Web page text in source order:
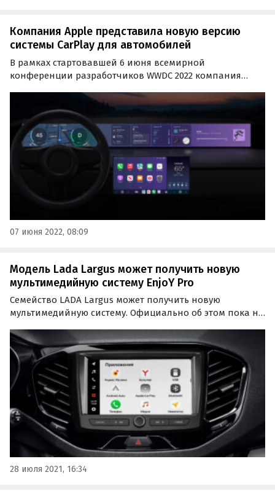
Компания Apple представила новую версию
системы CarPlay для автомобилей
В рамках стартовавшей 6 июня всемирной
конференции разработчиков WWDC 2022 компания
продукты. Среди них — обновленная автомобильная
мультимедийная система CarPlay, с помощью которой
пользователи теперь…
07 июня 2022, 08:09
Модель Lada Largus может получить новую
мультимедийную систему EnjoY Pro
Семейство LADA Largus может получить новую
мультимедийную систему. Официально об этом пока не
изображения накануне появились в базе
Федерального института промышленной
собственности (ФИПС).
28 июля 2021, 16:34